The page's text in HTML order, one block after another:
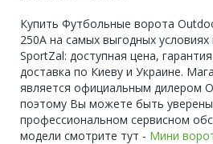
Купить Футбольные ворота
250A на самых выгодных
SportZal: доступная цена,
доставка по Киеву и Украине.
является официальным дилером
поэтому Вы можете быть уверены
профессиональном сервисном
модели смотрите тут - Мини